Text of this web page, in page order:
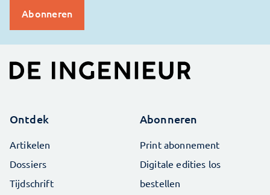
Ontdek
Artikelen
Dossiers
Tijdschrift
Abonneren
Print abonnement
Digitale edities los
bestellen